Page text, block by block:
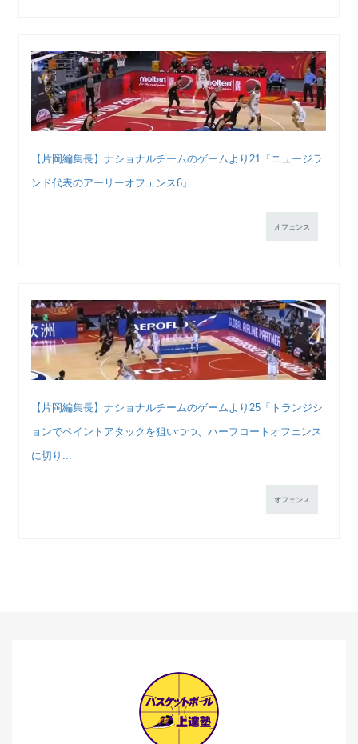
【片岡編集長】ナショナルチームのゲームより21『ニュージラ
ンド代表のアーリーオフェンス6』...
オフェンス
【片岡編集長】ナショナルチームのゲームより25「トランジシ
ョンでペイントアタックを狙いつつ、ハーフコートオフェンス
に切り...
オフェンス